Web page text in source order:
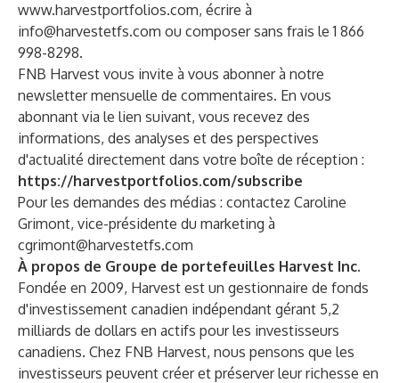
www.harvestportfolios.com, écrire à
info@harvestetfs.com ou composer sans frais le 1 866
998-8298.
FNB Harvest vous invite à vous abonner à notre
newsletter mensuelle de commentaires. En vous
abonnant via le lien suivant, vous recevez des
informations, des analyses et des perspectives
d'actualité directement dans votre boîte de réception :
https://harvestportfolios.com/subscribe
Pour les demandes des médias : contactez Caroline
Grimont, vice-présidente du marketing à
cgrimont@harvestetfs.com
À propos de Groupe de portefeuilles Harvest Inc.
Fondée en 2009, Harvest est un gestionnaire de fonds
d'investissement canadien indépendant gérant 5,2
milliards de dollars en actifs pour les investisseurs
canadiens. Chez FNB Harvest, nous pensons que les
investisseurs peuvent créer et préserver leur richesse en